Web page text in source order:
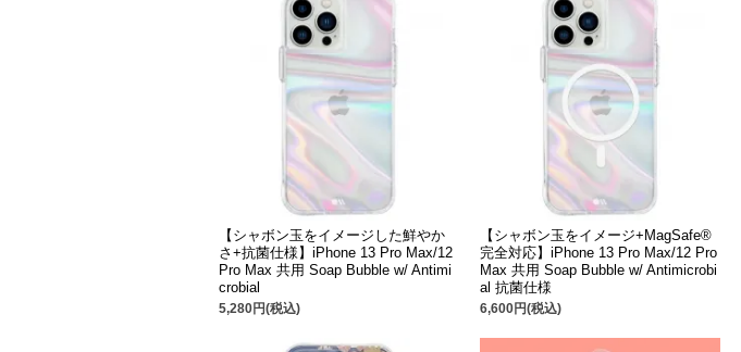
【シャボン玉をイメージした鮮やか
さ+抗菌仕様】iPhone 13 Pro Max/12
Pro Max 共用 Soap Bubble w/ Antimi
crobial
5,280円(税込)
【シャボン玉をイメージ+MagSafe®
完全対応】iPhone 13 Pro Max/12 Pro
Max 共用 Soap Bubble w/ Antimicrobi
al 抗菌仕様
6,600円(税込)